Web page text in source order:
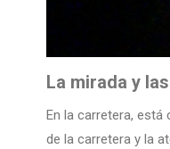
La mirada y
En la carretera, está
de la carretera y la